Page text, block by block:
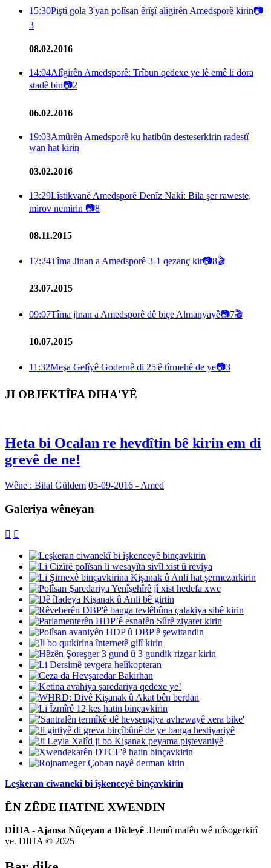
15:30Piştî gola 3'yan polîsan êrîşî alîgirên Amedsporê kirin📷
3
08.02.2016
14:04Alîgirên Amedsporê: Trîbun qedexe ye lê emê li dora
stadê bin📷2
06.02.2016
19:03Amûrên Amedsporê ku hatibûn desteserkirin radestî
wan hat kirin
03.02.2016
13:29Lîstikvanê Amedsporê Denîz Nakî: Bila şer raweste,
mirov nemirin 📷8
08.11.2015
17:24Tîma Jinan a Amedsporê 3-1 qezanç kir📷8🎬
23.07.2015
09:07Tîma jinan a Amedsporê dê biçe Almanyayê📷7🎬
10.07.2015
11:32Meşa Gelîyê Godernê di 25'ê tîrmehê de ye📷3
JI OBJEKTÎFA DIHA'YÊ
Heta bi Ocalan re hevdîtin bê kirin em di
grevê de ne!
Wêne : Bilal Güldem 05-09-2016 - Amed
Galeriya wêneyan
 
Leşkeran ciwanekî bi îşkenceyê binçavkirin
ÊN ZÊDE HATINE XWENDIN
DİHA - Ajansa Nûçeyan a Dîcleyê .Hemû mafên wê mîsogerkirî
ye. DIHA © 2025